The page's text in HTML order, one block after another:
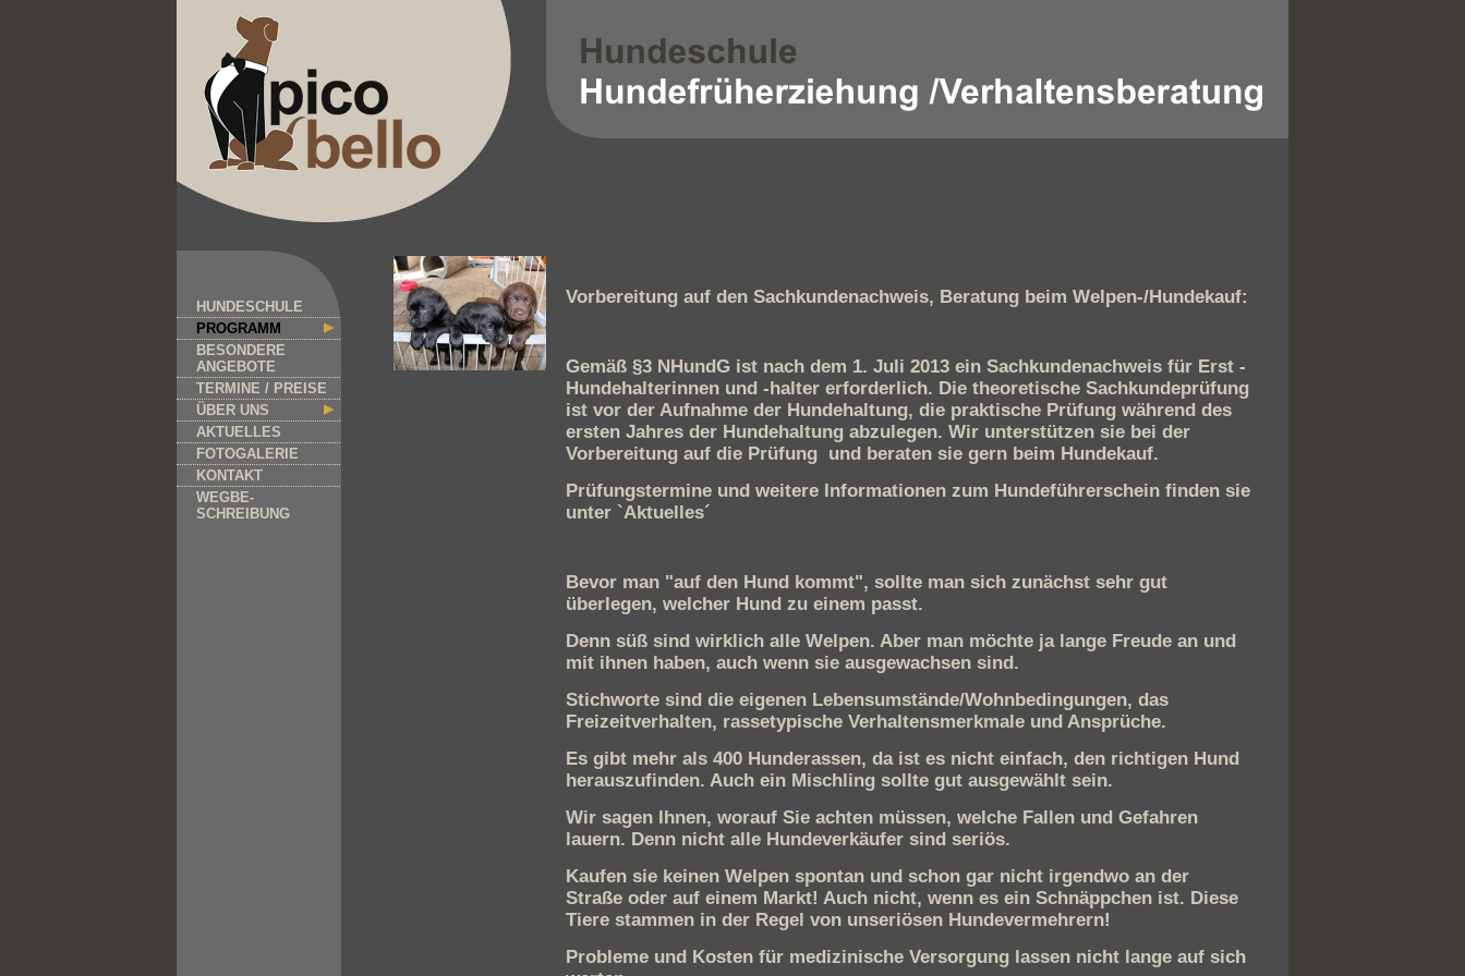
Vorbereitung auf den Sachkundenachweis, Beratung beim Welpen-/Hundekauf:
Gemäß §3 NHundG ist nach dem 1. Juli 2013 ein Sachkundenachweis für Erst -
Hundehalterinnen und -halter erforderlich. Die theoretische Sachkundeprüfung
ist vor der Aufnahme der Hundehaltung, die praktische Prüfung während des
ersten Jahres der Hundehaltung abzulegen. Wir unterstützen sie bei der
Vorbereitung auf die Prüfung und beraten sie gern beim Hundekauf.
Prüfungstermine und weitere Informationen zum Hundeführerschein finden sie
unter `Aktuelles´
Bevor man "auf den Hund kommt", sollte man sich zunächst sehr gut
überlegen, welcher Hund zu einem passt.
Denn süß sind wirklich alle Welpen. Aber man möchte ja lange Freude an und
mit ihnen haben, auch wenn sie ausgewachsen sind.
Stichworte sind die eigenen Lebensumstände/Wohnbedingungen, das
Freizeitverhalten, rassetypische Verhaltensmerkmale und Ansprüche.
Es gibt mehr als 400 Hunderassen, da ist es nicht einfach, den richtigen Hund
herauszufinden. Auch ein Mischling sollte gut ausgewählt sein.
Wir sagen Ihnen, worauf Sie achten müssen, welche Fallen und Gefahren
lauern. Denn nicht alle Hundeverkäufer sind seriös.
Kaufen sie keinen Welpen spontan und schon gar nicht irgendwo an der
Straße oder auf einem Markt! Auch nicht, wenn es ein Schnäppchen ist. Diese
Tiere stammen in der Regel von unseriösen Hundevermehrern!
Probleme und Kosten für medizinische Versorgung lassen nicht lange auf sich
HUNDESCHULE
PROGRAMM
BESONDERE
ANGEBOTE
TERMINE / PREISE
ÜBER UNS
AKTUELLES
FOTOGALERIE
KONTAKT
WEGBE-
SCHREIBUNG